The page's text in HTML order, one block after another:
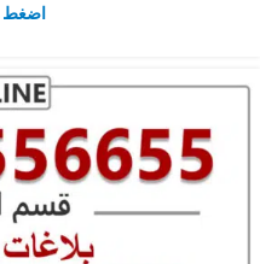
اضغط